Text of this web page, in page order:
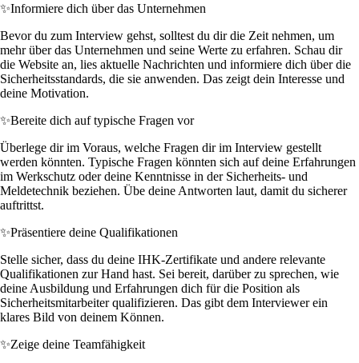
✨Informiere dich über das Unternehmen
Bevor du zum Interview gehst, solltest du dir die Zeit nehmen, um
mehr über das Unternehmen und seine Werte zu erfahren. Schau dir
die Website an, lies aktuelle Nachrichten und informiere dich über die
Sicherheitsstandards, die sie anwenden. Das zeigt dein Interesse und
deine Motivation.
✨Bereite dich auf typische Fragen vor
Überlege dir im Voraus, welche Fragen dir im Interview gestellt
werden könnten. Typische Fragen könnten sich auf deine Erfahrungen
im Werkschutz oder deine Kenntnisse in der Sicherheits- und
Meldetechnik beziehen. Übe deine Antworten laut, damit du sicherer
auftrittst.
✨Präsentiere deine Qualifikationen
Stelle sicher, dass du deine IHK-Zertifikate und andere relevante
Qualifikationen zur Hand hast. Sei bereit, darüber zu sprechen, wie
deine Ausbildung und Erfahrungen dich für die Position als
Sicherheitsmitarbeiter qualifizieren. Das gibt dem Interviewer ein
klares Bild von deinem Können.
✨Zeige deine Teamfähigkeit